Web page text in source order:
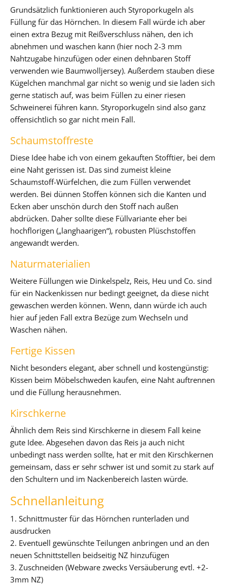
Grundsätzlich funktionieren auch Styroporkugeln als
Füllung für das Hörnchen. In diesem Fall würde ich aber
einen extra Bezug mit Reißverschluss nähen, den ich
abnehmen und waschen kann (hier noch 2-3 mm
Nahtzugabe hinzufügen oder einen dehnbaren Stoff
verwenden wie Baumwolljersey). Außerdem stauben diese
Kügelchen manchmal gar nicht so wenig und sie laden sich
gerne statisch auf, was beim Füllen zu einer riesen
Schweinerei führen kann. Styroporkugeln sind also ganz
offensichtlich so gar nicht mein Fall.
Schaumstoffreste
Diese Idee habe ich von einem gekauften Stofftier, bei dem
eine Naht gerissen ist. Das sind zumeist kleine
Schaumstoff-Würfelchen, die zum Füllen verwendet
werden. Bei dünnen Stoffen können sich die Kanten und
Ecken aber unschön durch den Stoff nach außen
abdrücken. Daher sollte diese Füllvariante eher bei
hochflorigen („langhaarigen“), robusten Plüschstoffen
angewandt werden.
Naturmaterialien
Weitere Füllungen wie Dinkelspelz, Reis, Heu und Co. sind
für ein Nackenkissen nur bedingt geeignet, da diese nicht
gewaschen werden können. Wenn, dann würde ich auch
hier auf jeden Fall extra Bezüge zum Wechseln und
Waschen nähen.
Fertige Kissen
Nicht besonders elegant, aber schnell und kostengünstig:
Kissen beim Möbelschweden kaufen, eine Naht auftrennen
und die Füllung herausnehmen.
Kirschkerne
Ähnlich dem Reis sind Kirschkerne in diesem Fall keine
gute Idee. Abgesehen davon das Reis ja auch nicht
unbedingt nass werden sollte, hat er mit den Kirschkernen
gemeinsam, dass er sehr schwer ist und somit zu stark auf
den Schultern und im Nackenbereich lasten würde.
Schnellanleitung
1. Schnittmuster für das Hörnchen runterladen und
ausdrucken
2. Eventuell gewünschte Teilungen anbringen und an den
neuen Schnittstellen beidseitig NZ hinzufügen
3. Zuschneiden (Webware zwecks Versäuberung evtl. +2-
3mm NZ)